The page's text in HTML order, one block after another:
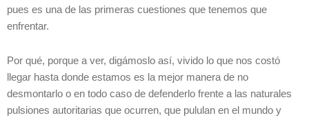
pues es una de las primeras cuestiones que tenemos que
enfrentar.
Por qué, porque a ver, digámoslo así, vivido lo que nos costó
llegar hasta donde estamos es la mejor manera de no
desmontarlo o en todo caso de defenderlo frente a las naturales
pulsiones autoritarias que ocurren, que pululan en el mundo y